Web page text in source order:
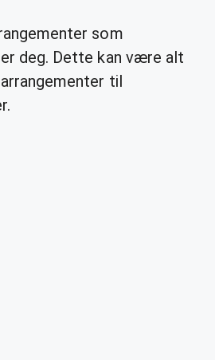
som
deg. Dette kan være alt
til